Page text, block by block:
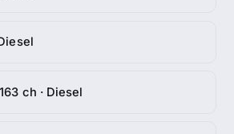
ch · Diesel